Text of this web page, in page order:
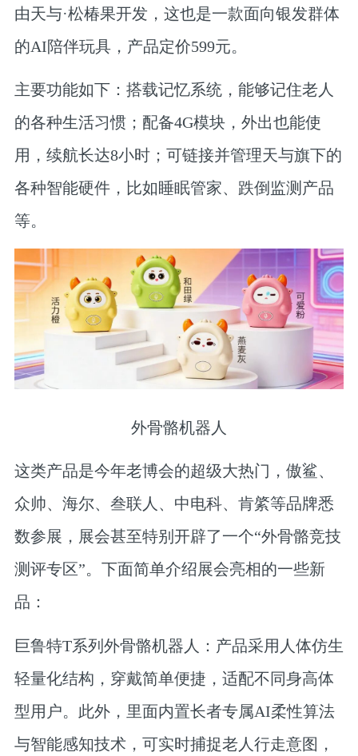
由天与·松椿果开发，这也是一款面向银发群体
的AI陪伴玩具，产品定价599元。
主要功能如下：搭载记忆系统，能够记住老人
的各种生活习惯；配备4G模块，外出也能使
用，续航长达8小时；可链接并管理天与旗下的
各种智能硬件，比如睡眠管家、跌倒监测产品
等。
外骨骼机器人
这类产品是今年老博会的超级大热门，傲鲨、
众帅、海尔、叁联人、中电科、肯綮等品牌悉
数参展，展会甚至特别开辟了一个“外骨骼竞技
测评专区”。下面简单介绍展会亮相的一些新
品：
巨鲁特T系列外骨骼机器人：产品采用人体仿生
轻量化结构，穿戴简单便捷，适配不同身高体
型用户。此外，里面内置长者专属AI柔性算法
与智能感知技术，可实时捕捉老人行走意图，